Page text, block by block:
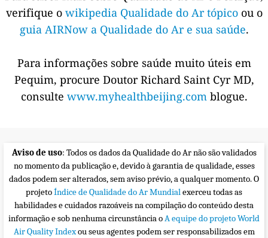
verifique o wikipedia Qualidade do Ar tópico ou o
guia AIRNow a Qualidade do Ar e sua saúde.
Para informações sobre saúde muito úteis em
Pequim, procure Doutor Richard Saint Cyr MD,
consulte www.myhealthbeijing.com blogue.
Aviso de uso: Todos os dados da Qualidade do Ar não são validados
no momento da publicação e, devido à garantia de qualidade, esses
dados podem ser alterados, sem aviso prévio, a qualquer momento. O
projetoÍndice de Qualidade do Ar Mundialexerceu todas as
habilidades e cuidados razoáveis na compilação do conteúdo desta
informação e sob nenhuma circunstância oA equipe do projeto World
Air Quality Indexou seus agentes podem ser responsabilizados em